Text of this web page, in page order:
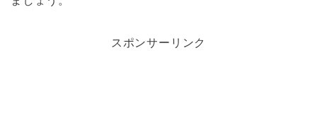
スポンサーリンク